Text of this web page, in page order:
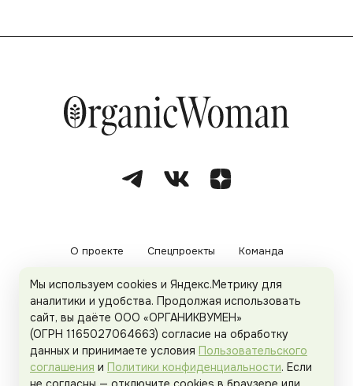
О проекте Спецпроекты Команда
Рекламодателям Политика конфиденциальности
Пользовательское соглашение
Мы используем cookies и Яндекс.Метрику для
аналитики и удобства. Продолжая использовать
сайт, вы даёте ООО «ОРГАНИКВУМЕН»
(ОГРН 1165027064663) согласие на обработку
данных и принимаете условия Пользовательского
соглашения и Политики конфиденциальности. Если